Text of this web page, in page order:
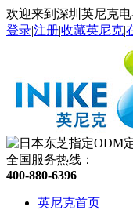
欢迎来到深圳英尼克
登录|注册|收藏英尼克|
全国服务热线：
400-880-6396
英尼克首页